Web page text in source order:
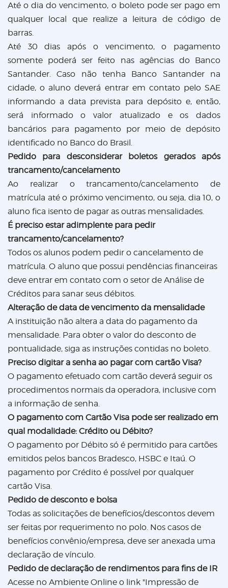
Até o dia do vencimento, o boleto pode ser pago em
qualquer local que realize a leitura de código de
barras.
Até 30 dias após o vencimento, o pagamento
somente poderá ser feito nas agências do Banco
Santander. Caso não tenha Banco Santander na
cidade, o aluno deverá entrar em contato pelo SAE
informando a data prevista para depósito e, então,
será informado o valor atualizado e os dados
bancários para pagamento por meio de depósito
identificado no Banco do Brasil.
Pedido para desconsiderar boletos gerados após
trancamento/cancelamento
Ao realizar o trancamento/cancelamento de
matrícula até o próximo vencimento, ou seja, dia 10, o
aluno fica isento de pagar as outras mensalidades.
É preciso estar adimplente para pedir
trancamento/cancelamento?
Todos os alunos podem pedir o cancelamento de
matrícula. O aluno que possui pendências financeiras
deve entrar em contato com o setor de Análise de
Créditos para sanar seus débitos.
Alteração de data de vencimento da mensalidade
A instituição não altera a data do pagamento da
mensalidade. Para obter o valor do desconto de
pontualidade, siga as instruções contidas no boleto.
Preciso digitar a senha ao pagar com cartão Visa?
O pagamento efetuado com cartão deverá seguir os
procedimentos normais da operadora, inclusive com
a informação de senha.
O pagamento com Cartão Visa pode ser realizado em
qual modalidade: Crédito ou Débito?
O pagamento por Débito só é permitido para cartões
emitidos pelos bancos Bradesco, HSBC e Itaú. O
pagamento por Crédito é possível por qualquer
cartão Visa.
Pedido de desconto e bolsa
Todas as solicitações de benefícios/descontos devem
ser feitas por requerimento no polo. Nos casos de
benefícios convênio/empresa, deve ser anexada uma
declaração de vínculo.
Pedido de declaração de rendimentos para fins de IR
Acesse no Ambiente Online o link "Impressão de